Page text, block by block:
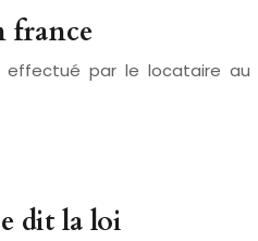
france
par le locataire
dit la loi